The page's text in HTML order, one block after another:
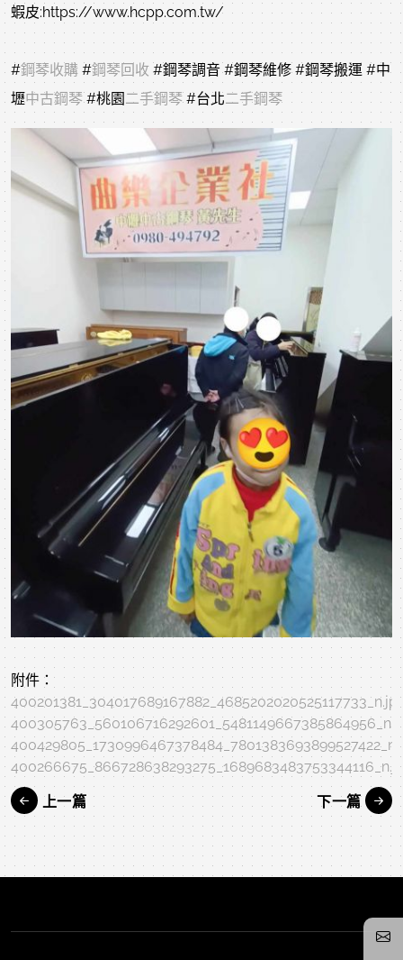
蝦皮:https://www.hcpp.com.tw/
#鋼琴收購 #鋼琴回收 #鋼琴調音 #鋼琴維修 #鋼琴搬運 #中
壢中古鋼琴 #桃園二手鋼琴 #台北二手鋼琴
附件：
上一篇 下一篇